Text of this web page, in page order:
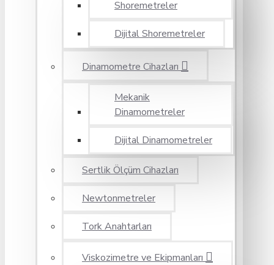
Shoremetreler
Dijital Shoremetreler
Dinamometre Cihazları
Mekanik
Dinamometreler
Dijital Dinamometreler
Sertlik Ölçüm Cihazları
Newtonmetreler
Tork Anahtarları
Viskozimetre ve Ekipmanları